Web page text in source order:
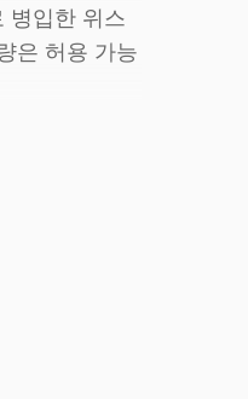
병입한 위스
은 허용 가능